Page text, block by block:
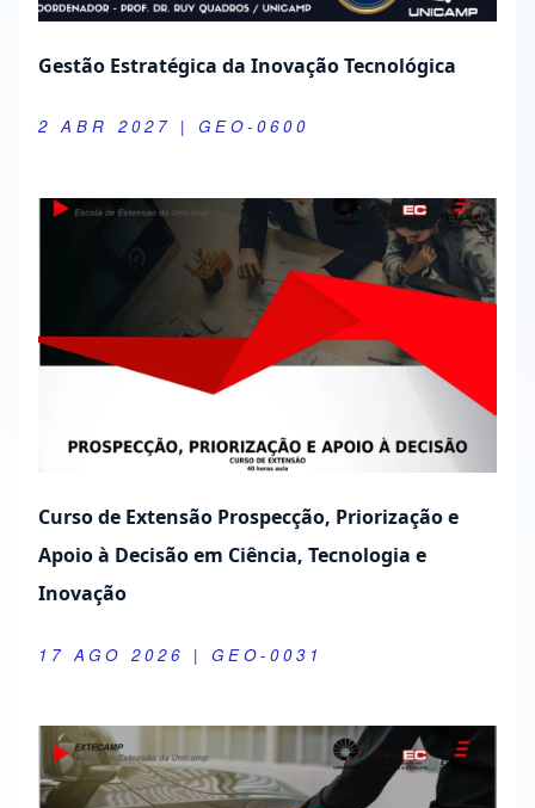
Gestão Estratégica da Inovação Tecnológica
2 ABR 2027 | GEO-0600
Curso de Extensão Prospecção, Priorização e
Apoio à Decisão em Ciência, Tecnologia e
Inovação
17 AGO 2026 | GEO-0031